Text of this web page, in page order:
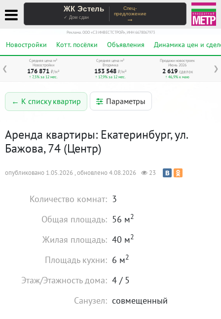
ЖК Эстель
✓ Дом сдан
Спец-
предложение
→
Реклама. ООО «СЗ ИНВЕСТСТРОЙ», ИНН 6678067973
Новостройки Котт. посёлки Объявления Динамика цен и
❮ ❯
Средняя цена м²
Новостройки
176 871 ₽/м²
↑ 7,5% за 12 мес.
Средняя цена м²
Вторичка
153 548 ₽/м²
↑ 17,9% за 12 мес.
Продажи новостроек
Июнь 2026
2 619 сделок
↑ 46,9% к маю
← К списку квартир Параметры
Аренда квартиры: Екатеринбург, ул.
Бажова, 74 (Центр)
опубликовано 1.05.2026 , обновлено 4.08.2026 23
Количество комнат: 3
Общая площадь: 56 м2
Жилая площадь: 40 м2
Площадь кухни: 6 м2
Этаж/Этажность дома: 4 / 5
Санузел: совмещенный